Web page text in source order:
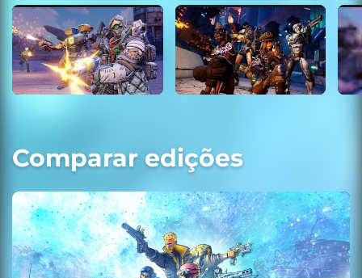
Comparar edições